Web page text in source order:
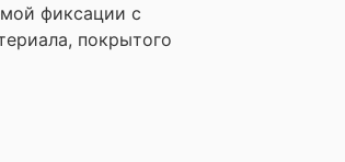
фиксации с
покрытого